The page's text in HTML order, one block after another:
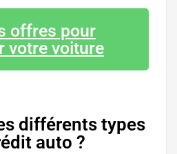
offres pour
votre voiture
différents types
auto ?